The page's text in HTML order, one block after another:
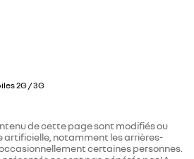
2G / 3G
de cette page sont modifiés ou
artificielle, notamment les arrières-
certaines personnes.